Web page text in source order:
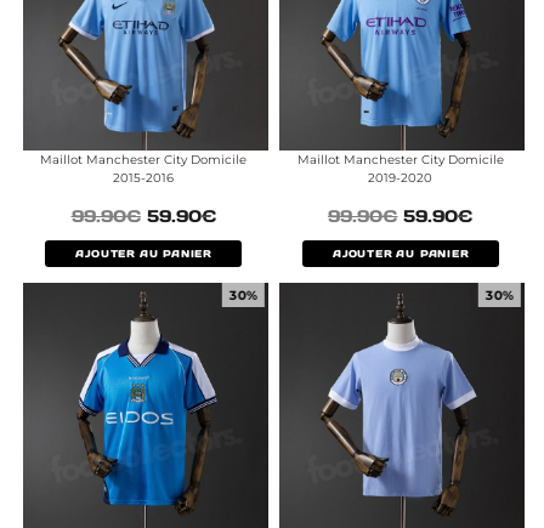
Maillot Manchester City Domicile
2015-2016
99.90€ 59.90€
AJOUTER AU PANIER
Maillot Manchester City Domicile
2019-2020
99.90€ 59.90€
AJOUTER AU PANIER
30% 30%